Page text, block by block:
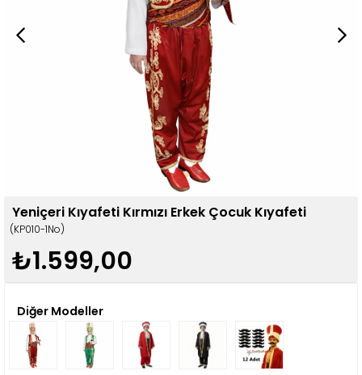
Yeniçeri Kıyafeti Kırmızı Erkek Çocuk Kıyafeti
(KP010-1No)
₺1.599,00
Diğer Modeller